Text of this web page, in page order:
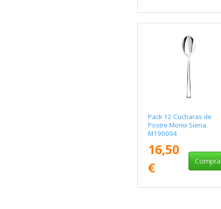
Pack 12 Cucharas de
Postre Monix Siena
M190004
16,50
€